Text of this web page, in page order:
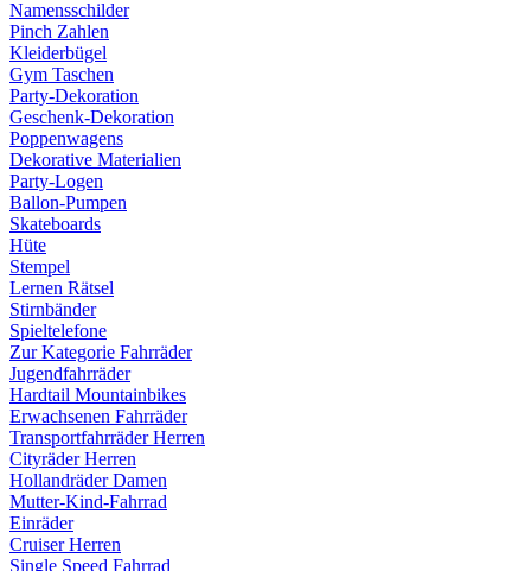
Namensschilder
Pinch Zahlen
Kleiderbügel
Gym Taschen
Party-Dekoration
Geschenk-Dekoration
Poppenwagens
Dekorative Materialien
Party-Logen
Ballon-Pumpen
Skateboards
Hüte
Stempel
Lernen Rätsel
Stirnbänder
Spieltelefone
Zur Kategorie Fahrräder
Jugendfahrräder
Hardtail Mountainbikes
Erwachsenen Fahrräder
Transportfahrräder Herren
Cityräder Herren
Hollandräder Damen
Mutter-Kind-Fahrrad
Einräder
Cruiser Herren
Single Speed Fahrrad